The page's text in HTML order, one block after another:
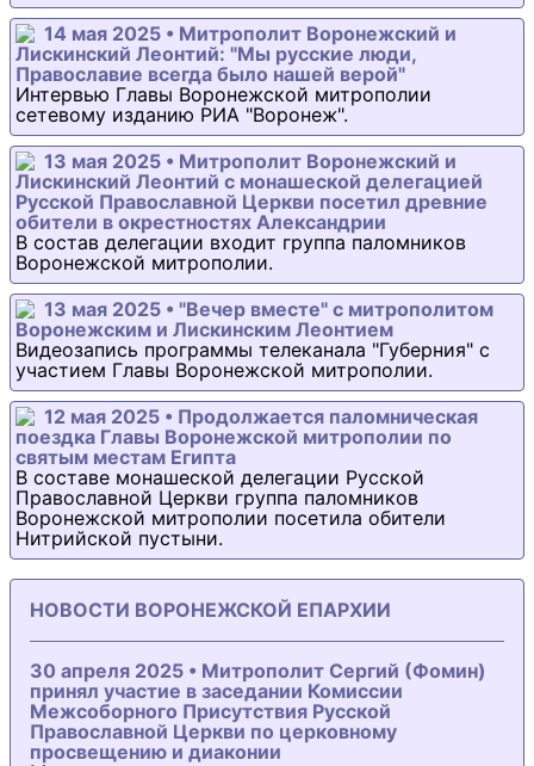
14 мая 2025 • Митрополит Воронежский и
Лискинский Леонтий: "Мы русские люди,
Православие всегда было нашей верой"
Интервью Главы Воронежской митрополии
сетевому изданию РИА "Воронеж".
13 мая 2025 • Митрополит Воронежский и
Лискинский Леонтий с монашеской делегацией
Русской Православной Церкви посетил древние
обители в окрестностях Александрии
В состав делегации входит группа паломников
Воронежской митрополии.
13 мая 2025 • "Вечер вместе" с митрополитом
Воронежским и Лискинским Леонтием
Видеозапись программы телеканала "Губерния" с
участием Главы Воронежской митрополии.
12 мая 2025 • Продолжается паломническая
поездка Главы Воронежской митрополии по
святым местам Египта
В составе монашеской делегации Русской
Православной Церкви группа паломников
Воронежской митрополии посетила обители
Нитрийской пустыни.
НОВОСТИ ВОРОНЕЖСКОЙ ЕПАРХИИ
30 апреля 2025 • Митрополит Сергий (Фомин)
принял участие в заседании Комиссии
Межсоборного Присутствия Русской
Православной Церкви по церковному
просвещению и диаконии